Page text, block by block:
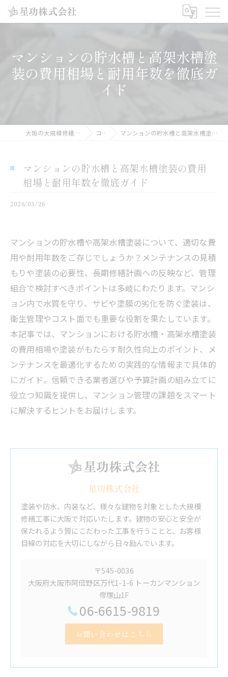
マンションの貯水槽と高架水槽塗
装の費用相場と耐用年数を徹底ガ
イド
大阪の大規模修繕工事なら星功株式会社 コラム マンションの貯水槽と高架水槽塗装の費用相場と耐用年数を徹底ガイド
マンションの貯水槽と高架水槽塗装の費用
相場と耐用年数を徹底ガイド
2026/03/26
マンションの貯水槽や高架水槽塗装について、適切な費
用や耐用年数をご存じでしょうか？メンテナンスの見積
もりや塗装の必要性、長期修繕計画への反映など、管理
組合で検討すべきポイントは多岐にわたります。マンシ
ョン内で水質を守り、サビや塗膜の劣化を防ぐ塗装は、
衛生管理やコスト面でも重要な役割を果たしています。
本記事では、マンションにおける貯水槽・高架水槽塗装
の費用相場や塗装がもたらす耐久性向上のポイント、メ
ンテナンスを最適化するための実践的な情報まで具体的
にガイド。信頼できる業者選びや予算計画の組み立てに
役立つ知識を提供し、マンション管理の課題をスマート
に解決するヒントをお届けします。
星功株式会社
塗装や防水、内装など、様々な建物を対象とした大規模
修繕工事に大阪で対応いたします。建物の安心と安全が
保たれるよう質にこだわった工事を行うことと、お客様
目線の対応を大切にしながら日々励んでいます。
〒545-0036
大阪府大阪市阿倍野区万代1-1-6 トーカンマンション
帝塚山1F
06-6615-9819
お問い合わせはこちら